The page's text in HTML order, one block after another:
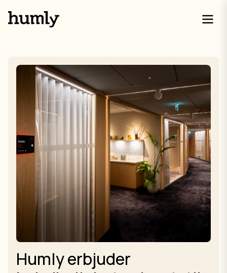
Humly erbjuder